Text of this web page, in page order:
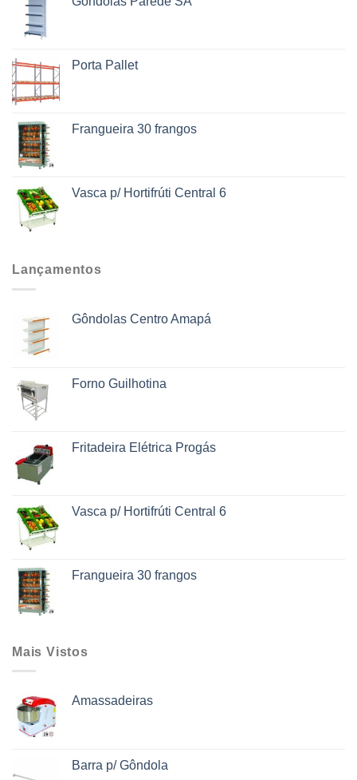
Porta Pallet
Frangueira 30 frangos
Vasca p/ Hortifrúti Central 6
Lançamentos
Gôndolas Centro Amapá
Forno Guilhotina
Fritadeira Elétrica Progás
Vasca p/ Hortifrúti Central 6
Frangueira 30 frangos
Mais Vistos
Amassadeiras
Barra p/ Gôndola